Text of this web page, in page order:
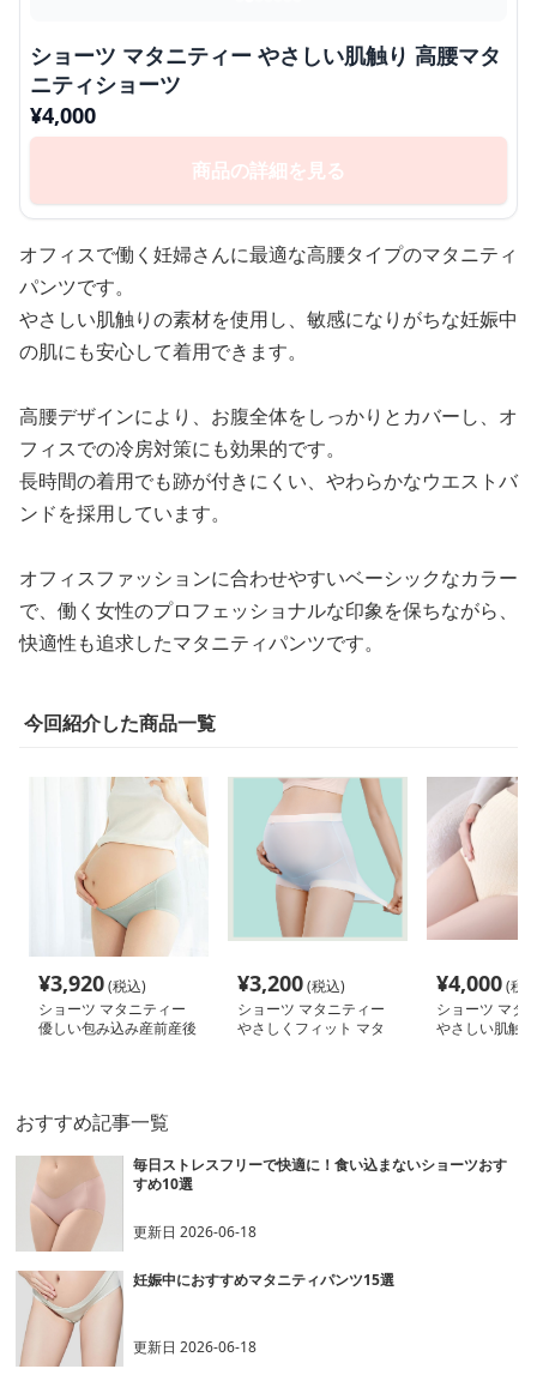
ショーツ マタニティー やさしい肌触り 高腰マタ
ニティショーツ
¥4,000
商品の詳細を見る
オフィスで働く妊婦さんに最適な高腰タイプのマタニティ
パンツです。
やさしい肌触りの素材を使用し、敏感になりがちな妊娠中
の肌にも安心して着用できます。
高腰デザインにより、お腹全体をしっかりとカバーし、オ
フィスでの冷房対策にも効果的です。
長時間の着用でも跡が付きにくい、やわらかなウエストバ
ンドを採用しています。
オフィスファッションに合わせやすいベーシックなカラー
で、働く女性のプロフェッショナルな印象を保ちながら、
快適性も追求したマタニティパンツです。
今回紹介した商品一覧
¥3,920(税込)
ショーツ マタニティー
優しい包み込み産前産後
¥3,200(税込)
ショーツ マタニティー
やさしくフィット マタ
¥4,000(税
ショーツ マタ
やさしい肌触
おすすめ記事一覧
毎日ストレスフリーで快適に！食い込まないショーツおす
すめ10選
更新日2026-06-18
妊娠中におすすめマタニティパンツ15選
更新日2026-06-18